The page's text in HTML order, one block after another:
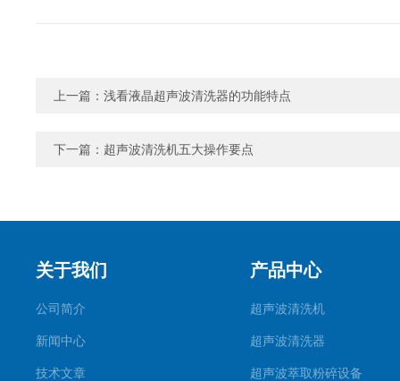
上一篇： 浅看液晶超声波清洗器的功能特点
下一篇： 超声波清洗机五大操作要点
关于我们
公司简介
新闻中心
技术文章
产品中心
超声波清洗机
超声波清洗器
超声波萃取粉碎设备